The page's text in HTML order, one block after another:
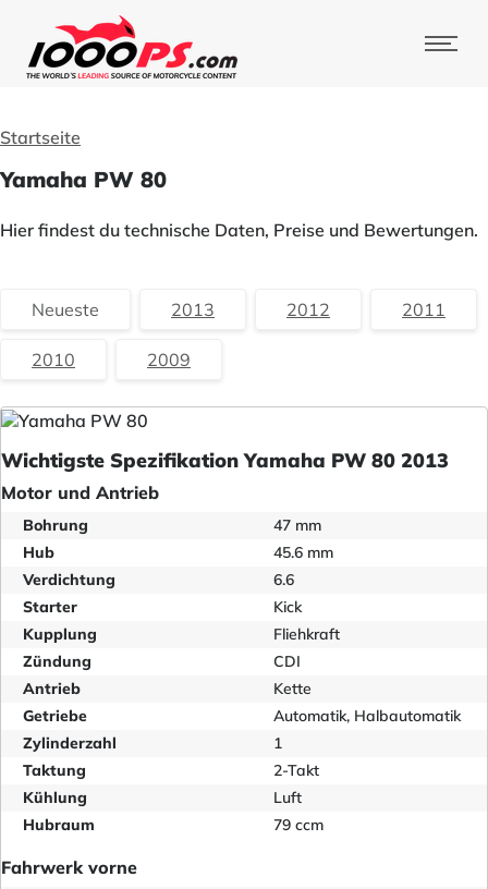
Startseite
Yamaha PW 80
Hier findest du technische Daten, Preise und Bewertungen.
Neueste 2013 2012 2011
2010 2009
Wichtigste Spezifikation Yamaha PW 80 2013
Motor und Antrieb
Bohrung
47 mm
Hub
45.6 mm
Verdichtung
6.6
Starter
Kick
Kupplung
Fliehkraft
Zündung
CDI
Antrieb
Kette
Getriebe
Automatik, Halbautomatik
Zylinderzahl
1
Taktung
2-Takt
Kühlung
Luft
Hubraum
79 ccm
Fahrwerk vorne